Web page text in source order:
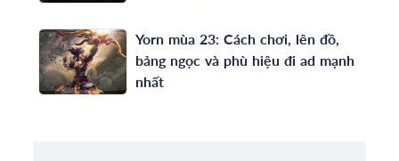
Yorn mùa 23: Cách chơi, lên đồ,
bảng ngọc và phù hiệu đi ad mạnh
nhất